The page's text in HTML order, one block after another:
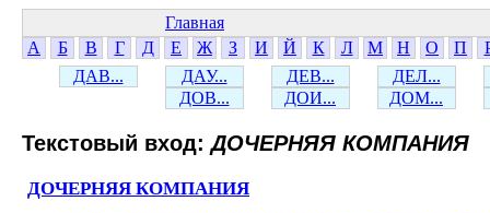
Главная
А
Б В Г Д Е Ж З И Й К Л М Н О П
ДАВ...
ДАУ... ДЕВ...
ДЕЛ...
ДОВ...
ДОИ... ДОМ...
Текстовый вход:ДОЧЕРНЯЯ КОМПАНИЯ
ДОЧЕРНЯЯ КОМПАНИЯ